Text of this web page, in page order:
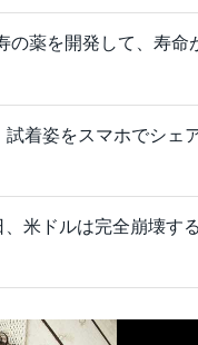
の薬を開発して、寿
着姿をスマホでシェ
、米ドルは完全崩壊す